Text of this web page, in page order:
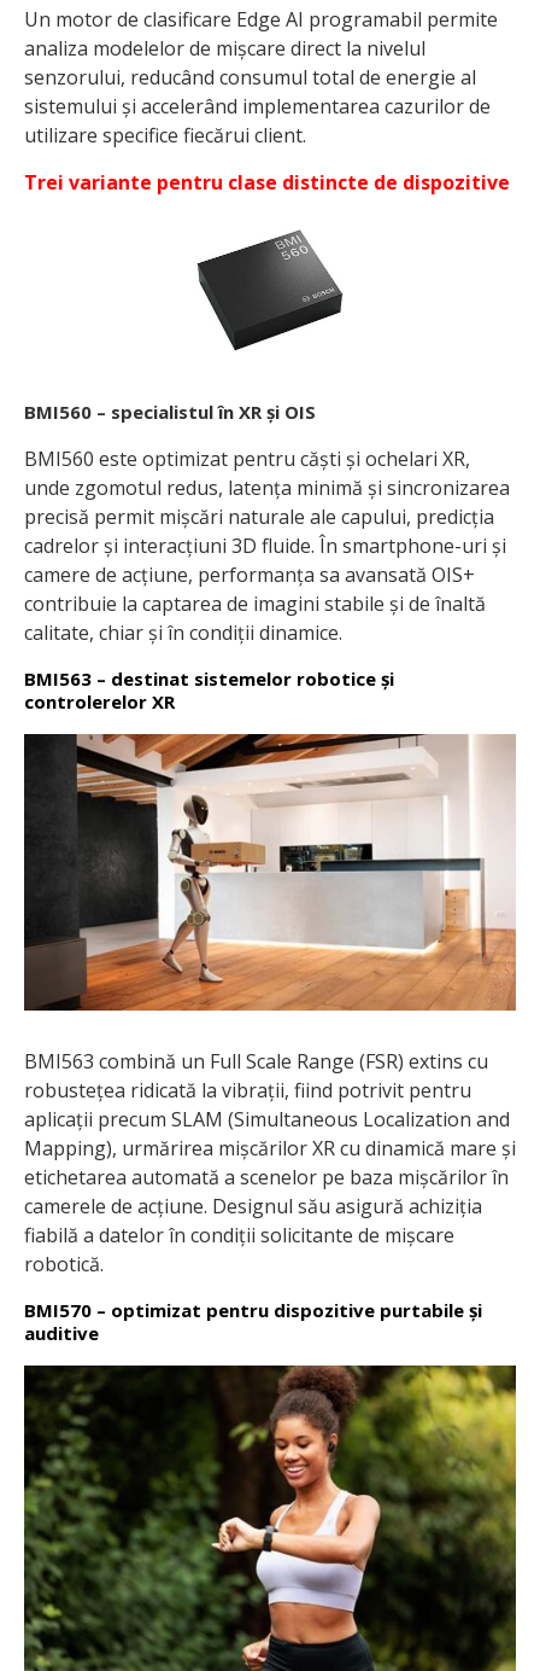
Un motor de clasificare Edge AI programabil permite
analiza modelelor de mișcare direct la nivelul
senzorului, reducând consumul total de energie al
sistemului și accelerând implementarea cazurilor de
utilizare specifice fiecărui client.
Trei variante pentru clase distincte de dispozitive
BMI560 – specialistul în XR și OIS
BMI560 este optimizat pentru căști și ochelari XR,
unde zgomotul redus, latența minimă și sincronizarea
precisă permit mișcări naturale ale capului, predicția
cadrelor și interacțiuni 3D fluide. În smartphone-uri și
camere de acțiune, performanța sa avansată OIS+
contribuie la captarea de imagini stabile și de înaltă
calitate, chiar și în condiții dinamice.
BMI563 – destinat sistemelor robotice și
controlerelor XR
BMI563 combină un Full Scale Range (FSR) extins cu
robustețea ridicată la vibrații, fiind potrivit pentru
aplicații precum SLAM (Simultaneous Localization and
Mapping), urmărirea mișcărilor XR cu dinamică mare și
etichetarea automată a scenelor pe baza mișcărilor în
camerele de acțiune. Designul său asigură achiziția
fiabilă a datelor în condiții solicitante de mișcare
robotică.
BMI570 – optimizat pentru dispozitive purtabile și
auditive